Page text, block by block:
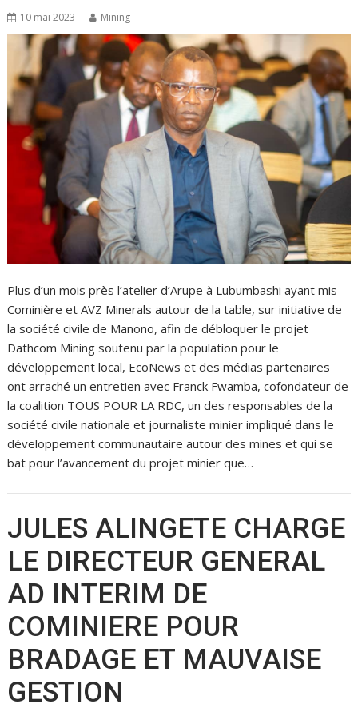
10 mai 2023 Mining
Plus d’un mois près l’atelier d’Arupe à Lubumbashi ayant mis
Cominière et AVZ Minerals autour de la table, sur initiative de
la société civile de Manono, afin de débloquer le projet
Dathcom Mining soutenu par la population pour le
développement local, EcoNews et des médias partenaires
ont arraché un entretien avec Franck Fwamba, cofondateur de
la coalition TOUS POUR LA RDC, un des responsables de la
société civile nationale et journaliste minier impliqué dans le
développement communautaire autour des mines et qui se
bat pour l’avancement du projet minier que…
JULES ALINGETE CHARGE
LE DIRECTEUR GENERAL
AD INTERIM DE
COMINIERE POUR
BRADAGE ET MAUVAISE
GESTION